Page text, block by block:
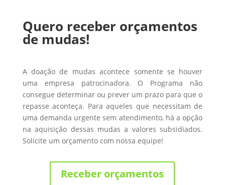
Quero receber orçamentos
de mudas!
A doação de mudas acontece somente se houver
uma empresa patrocinadora. O Programa não
consegue determinar ou prever um prazo para que o
repasse aconteça. Para aqueles que necessitam de
uma demanda urgente sem atendimento, há a opção
na aquisição dessas mudas a valores subsidiados.
Solicite um orçamento com nossa equipe!
Receber orçamentos